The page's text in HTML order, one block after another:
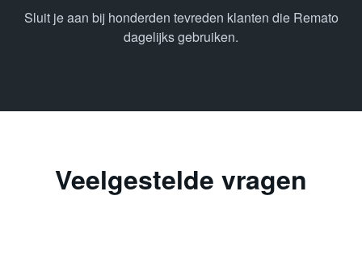
Sluit je aan bij honderden tevreden klanten die Remato
dagelijks gebruiken.
Veelgestelde vragen